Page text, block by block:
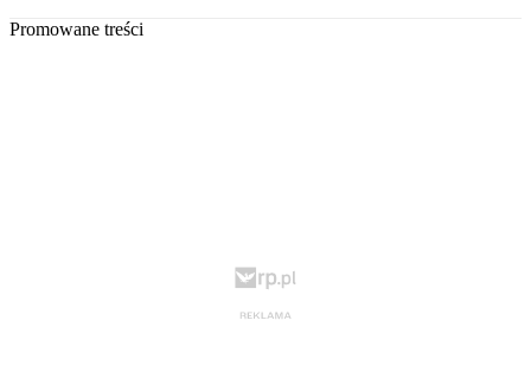
Promowane treści